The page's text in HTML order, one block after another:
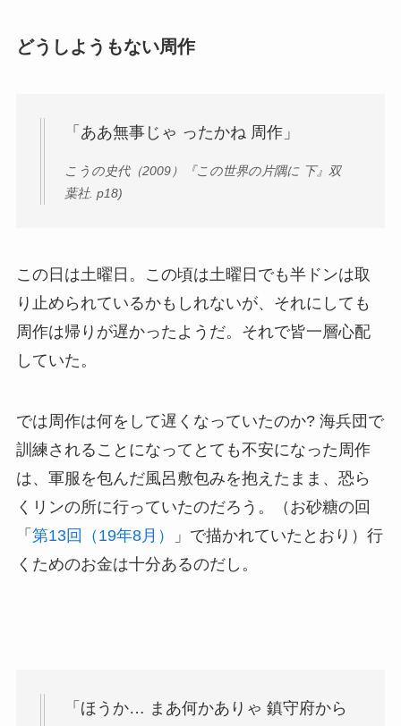
どうしようもない周作
「ああ無事じゃ ったかね 周作」
こうの史代（2009）『この世界の片隅に 下』双
葉社. p18)
この日は土曜日。この頃は土曜日でも半ドンは取
り止められているかもしれないが、それにしても
周作は帰りが遅かったようだ。それで皆一層心配
していた。
では周作は何をして遅くなっていたのか? 海兵団で
訓練されることになってとても不安になった周作
は、軍服を包んだ風呂敷包みを抱えたまま、恐ら
くリンの所に行っていたのだろう。（お砂糖の回
「 第13回（19年8月）
」で描かれていたとおり）行
くためのお金は十分あるのだし。
「ほうか… まあ何かありゃ 鎮守府から